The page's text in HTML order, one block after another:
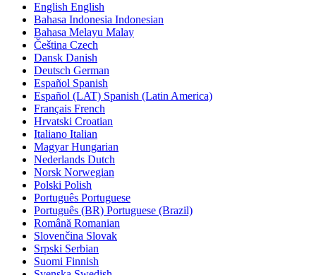
English English
Bahasa Indonesia Indonesian
Bahasa Melayu Malay
Čeština Czech
Dansk Danish
Deutsch German
Español Spanish
Español (LAT) Spanish (Latin America)
Français French
Hrvatski Croatian
Italiano Italian
Magyar Hungarian
Nederlands Dutch
Norsk Norwegian
Polski Polish
Português Portuguese
Português (BR) Portuguese (Brazil)
Română Romanian
Slovenčina Slovak
Srpski Serbian
Suomi Finnish